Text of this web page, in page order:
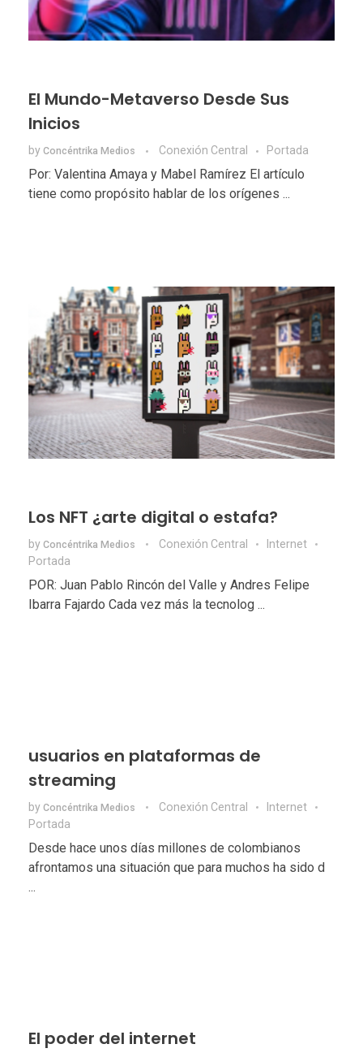
El Mundo-Metaverso Desde Sus
Inicios
by Concéntrika Medios Conexión Central Portada
Por: Valentina Amaya y Mabel Ramírez El artículo
tiene como propósito hablar de los orígenes ...
Los NFT ¿arte digital o estafa?
by Concéntrika Medios Conexión Central
Internet
Portada
POR: Juan Pablo Rincón del Valle y Andres Felipe
Ibarra Fajardo Cada vez más la tecnolog ...
usuarios en plataformas de
streaming
by Concéntrika Medios Conexión Central
Internet
Portada
Desde hace unos días millones de colombianos
afrontamos una situación que para muchos ha sido d
...
El poder del internet